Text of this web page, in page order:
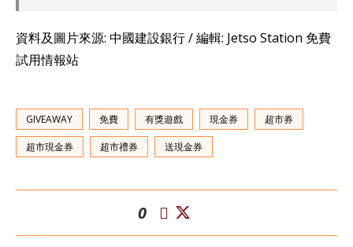
資料及圖片來源: 中國建設銀行 / 編輯: Jetso Station 免費
試用情報站
GIVEAWAY 免費 有獎遊戲 現金券 超市券
超市現金券 超市禮券 送現金券
0